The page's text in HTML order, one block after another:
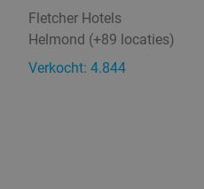
Fletcher Hotels
Helmond (+89 locaties)
Verkocht: 4.844